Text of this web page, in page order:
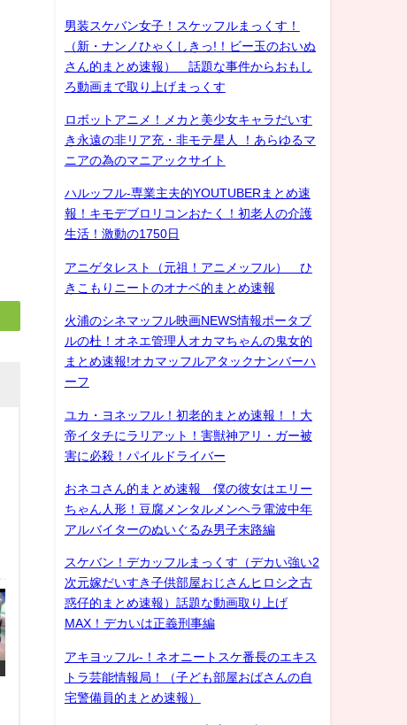
男装スケバン女子！スケッフルまっくす！
（新・ナンノひゃくしきっ!！ビー玉のおいぬ
さん的まとめ速報） 話題な事件からおもし
ろ動画まで取り上げまっくす
ロボットアニメ！メカと美少女キャラだいす
き永遠の非リア充・非モテ星人 ！あらゆるマ
ニアの為のマニアックサイト
ハルッフル-専業主夫的YOUTUBERまとめ速
報！キモデブロリコンおたく！初老人の介護
生活！激動の1750日
アニゲタレスト（元祖！アニメッフル） ひ
きこもりニートのオナベ的まとめ速報
火浦のシネマッフル映画NEWS情報ポータブ
ルの杜！オネエ管理人オカマちゃんの鬼女的
まとめ速報!オカマッフルアタックナンバーハ
ーフ
ユカ・ヨネッフル！初老的まとめ速報！！大
帝イタチにラリアット！害獣神アリ・ガー被
害に必殺！パイルドライバー
おネコさん的まとめ速報 僕の彼女はエリー
ちゃん人形！豆腐メンタルメンヘラ電波中年
アルバイターのぬいぐるみ男子末路編
スケバン！デカッフルまっくす（デカい強い2
次元嫁だいすき子供部屋おじさんヒロシ之古
惑仔的まとめ速報）話題な動画取り上げ
MAX！デカいは正義刑事編
アキヨッフル-！ネオニートスケ番長のエキス
トラ芸能情報局！（子ども部屋おばさんの自
宅警備員的まとめ速報）